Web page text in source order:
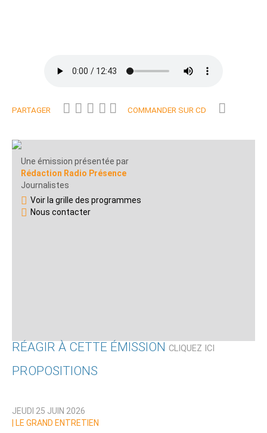
PARTAGER COMMANDER SUR CD
Une émission présentée par
Rédaction Radio Présence
Journalistes
Voir la grille des programmes
Nous contacter
RÉAGIR À CETTE ÉMISSION CLIQUEZ ICI
Nom
PROPOSITIONS
JEUDI 25 JUIN 2026
LE GRAND ENTRETIEN